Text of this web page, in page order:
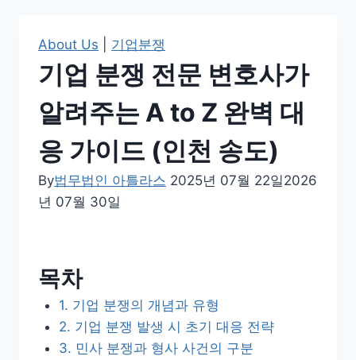
About Us 기업분쟁
기업 분쟁 전문 변호사가
알려주는 A to Z 완벽 대
응 가이드 (인천 송도)
By법무법인 아틀라스 2025년 07월 22일2026
년 07월 30일
목차
1. 기업 분쟁의 개념과 유형
2. 기업 분쟁 발생 시 초기 대응 전략
3. 민사 분쟁과 형사 사건의 구분